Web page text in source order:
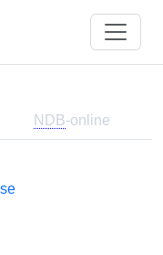
NDB-online